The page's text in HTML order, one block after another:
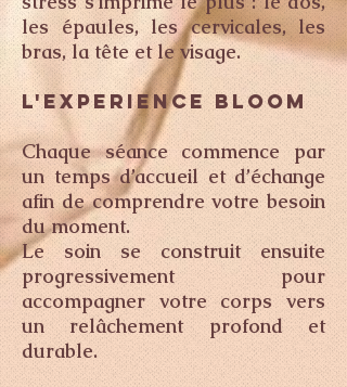
les épaules, les cervicales, les
bras, la tête et le visage.
L'EXPERIENCE BLOOM
Chaque séance commence par
un temps d’accueil et d’échange
afin de comprendre votre besoin
du moment.
Le soin se construit ensuite
progressivement pour
accompagner votre corps vers
un relâchement profond et
durable.